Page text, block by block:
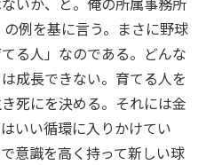
いか、と。俺の所属事務所
例を基に言う。まさに野球
る人」なのである。どんな
成長できない。育てる人を
死にを決める。それには金
いい循環に入りかけてい
意識を高く持って新しい球